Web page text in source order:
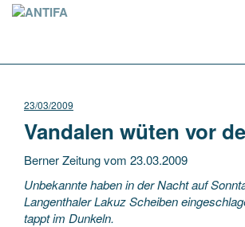
23/03/2009
Vandalen wüten vor
Berner Zeitung vom 23.03.2009
Unbekannte haben in der Nacht auf
Langenthaler Lakuz Scheiben
tappt im Dunkeln.